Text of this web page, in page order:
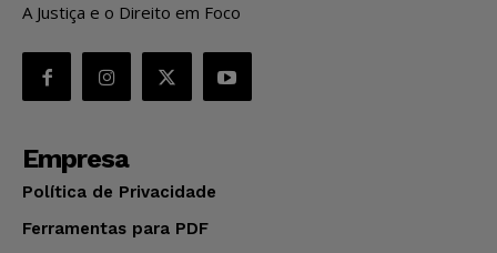
A Justiça e o Direito em Foco
Empresa
Política de Privacidade
Ferramentas para PDF